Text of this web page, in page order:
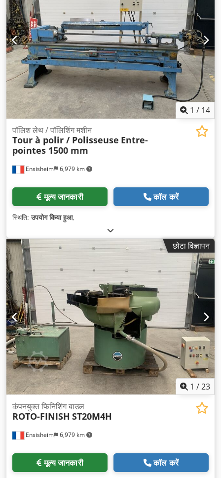
1 / 14
Ensisheim 6,979 km
पॉलिश लेथ / पॉलिशिंग मशीन
Tour à polir / Polisseuse Entre-
pointes 1500 mm
मूल्य जानकारी कॉल करें
स्थिति:उपयोग किया हुआ,
छोटा विज्ञापन
1 /23
Ensisheim 6,979 km
कंपनयुक्त फिनिशिंग बाउल
ROTO-FINISH ST20M4H
मूल्य जानकारी कॉल करें